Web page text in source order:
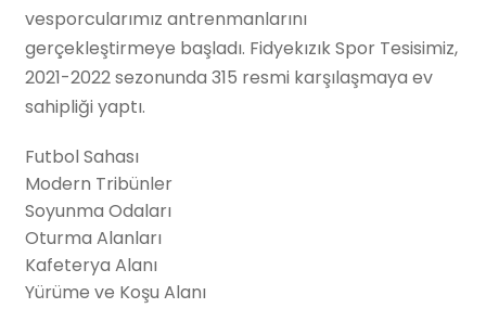
vesporcularımız antrenmanlarını
gerçekleştirmeye başladı. Fidyekızık Spor Tesisimiz,
2021-2022 sezonunda 315 resmi karşılaşmaya ev
sahipliği yaptı.
Futbol Sahası
Modern Tribünler
Soyunma Odaları
Oturma Alanları
Kafeterya Alanı
Yürüme ve Koşu Alanı